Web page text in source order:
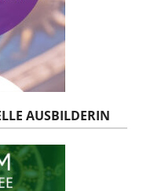
AUSBILDERIN